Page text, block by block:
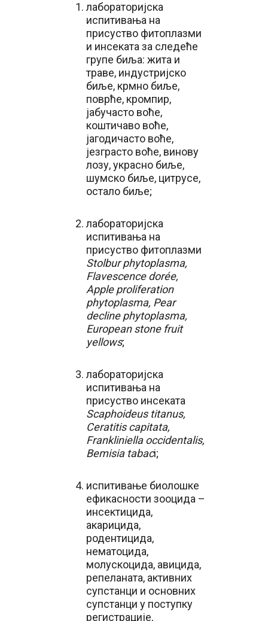
лабораторијска
испитивања на
присуство фитоплазми
и инсеката за следеће
групе биља: жита и
траве, индустријско
биље, крмно биље,
поврће, кромпир,
јабучасто воће,
коштичаво воће,
јагодичасто воће,
језграсто воће, винову
лозу, украсно биље,
шумско биље, цитрусе,
остало биље;
лабораторијска
испитивања на
присуство фитоплазми
Stolbur phytoplasma,
Flavescence dorée,
Apple proliferation
phytoplasma, Pear
decline phytoplasma,
European stone fruit
yellows;
лабораторијска
испитивања на
присуство инсеката
Scaphoideus titanus,
Ceratitis capitatа,
Frankliniella occidentalis,
Bemisia tabaci;
испитивање биолошке
ефикасности зооцида –
инсектицида,
акарицида,
родентицида,
нематоцида,
молускоцида, авицида,
репеланата, активних
супстанци и основних
супстанци у поступку
регистрације,